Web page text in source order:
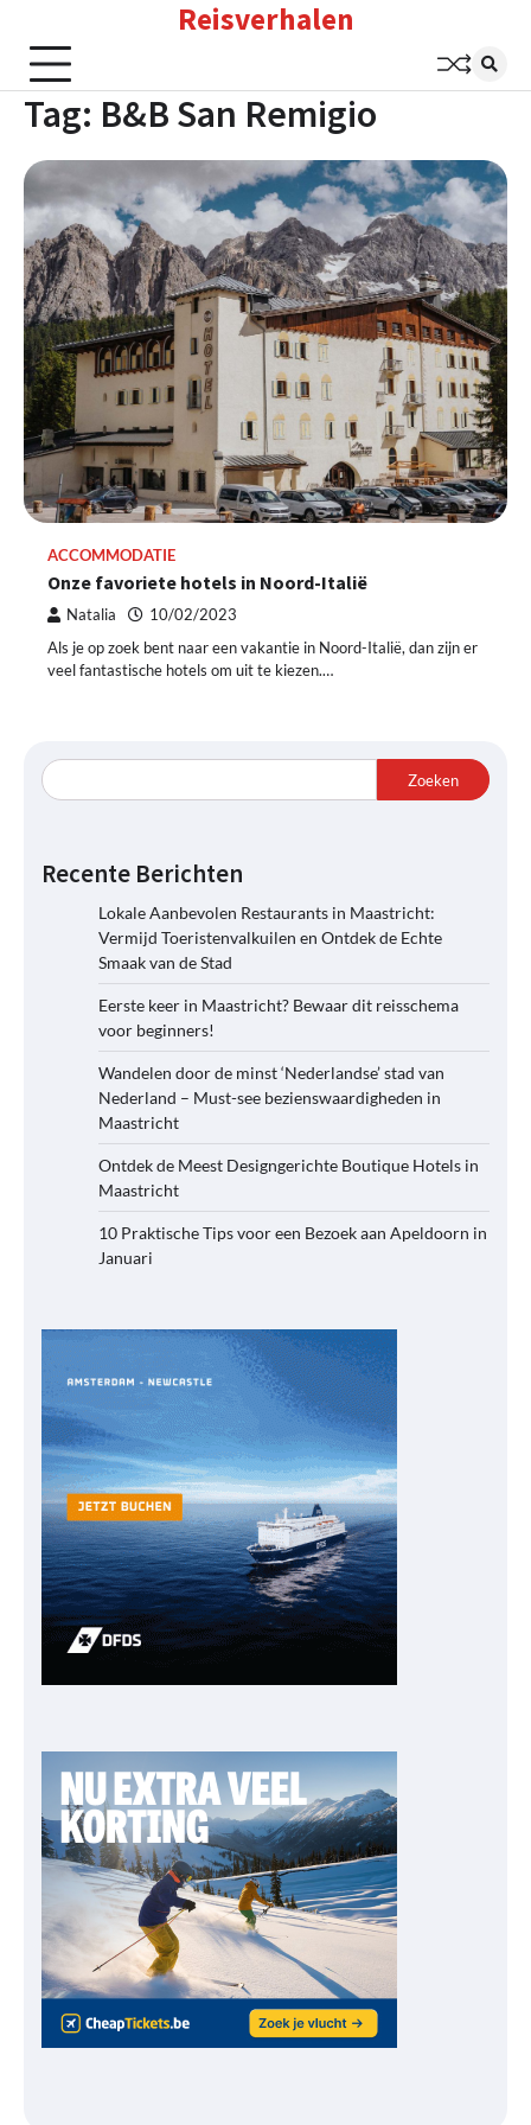
content
Reisverhalen
Tag: B&B San Remigio
ACCOMMODATIE
Onze favoriete hotels in Noord-Italië
Natalia 10/02/2023
Als je op zoek bent naar een vakantie in Noord-Italië, dan zijn er
veel fantastische hotels om uit te kiezen.…
Zoeken
Recente Berichten
Lokale Aanbevolen Restaurants in Maastricht:
Vermijd Toeristenvalkuilen en Ontdek de Echte
Smaak van de Stad
Eerste keer in Maastricht? Bewaar dit reisschema
voor beginners!
Wandelen door de minst ‘Nederlandse’ stad van
Nederland – Must-see bezienswaardigheden in
Maastricht
Ontdek de Meest Designgerichte Boutique Hotels in
Maastricht
10 Praktische Tips voor een Bezoek aan Apeldoorn in
Januari